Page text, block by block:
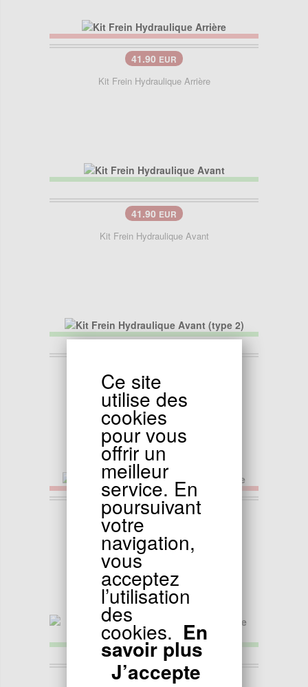
41.90 EUR
Kit Frein Hydraulique Arrière
41.90 EUR
Kit Frein Hydraulique Avant
Kit Frein Hydraulique Avant (type 2)
77.88EUR
Kit Frein Hydraulique Avant + Arrière
7.50EUR
Ce site
utilise des
cookies
pour vous
offrir un
meilleur
service. En
poursuivant
votre
navigation,
vous
acceptez
l’utilisation
des
cookies. En
savoir plus
J’accepte